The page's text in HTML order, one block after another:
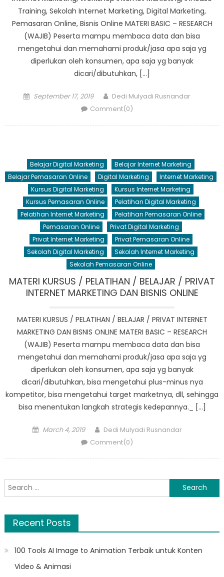
Training, Sekolah Internet Marketing, Digital Marketing,
Pemasaran Online, Bisnis Online MATERI BASIC – RESEARCH
(WAJIB) Peserta mampu membaca data dan bisa
mengetahui dan memahami produk/jasa apa saja yg
diperlukan oleh konsumen, apa saja yg banyak
dicari/dibutuhkan, […]
Posted
September 17, 2019 Author
Dedi Mulyadi Rusnandar
Comment(0)
Belajar Digital Marketing
Belajar Internet Marketing
Belajar Pemasaran Online
Digital Marketing
Internet Marketing
Kursus Digital Marketing
Kursus Internet Marketing
Kursus Pemasaran Online
Pelatihan Digital Marketing
Pelatihan Internet Marketing
Pelatihan Pemasaran Online
Pemasaran Online
Privat Digital Marketing
Privat Internet Marketing
Privat Pemasaran Online
Sekolah Digital Marketing
Sekolah Internet Marketing
Sekolah Pemasaran Online
MATERI KURSUS / PELATIHAN / BELAJAR / PRIVAT
INTERNET MARKETING DAN BISNIS ONLINE
MATERI KURSUS / PELATIHAN / BELAJAR / PRIVAT INTERNET
MARKETING DAN BISNIS ONLINE MATERI BASIC – RESEARCH
(WAJIB) Peserta mampu membaca data dan bisa
mengetahui dan memahami produk/jasa apa saja yg
diperlukan oleh konsumen, apa saja yg banyak
dicari/dibutuhkan, bisa mengetahui plus-minus nya
kompetitor, bisa mengetahui target marketnya, dll, sehingga
bisa menentukan langkah strategis kedepannya._ […]
Posted
March 4, 2019 Author
Dedi Mulyadi Rusnandar
Comment(0)
Search
for:
Recent Posts
100 Tools AI Image to Animation Terbaik untuk Konten
Video & Animasi